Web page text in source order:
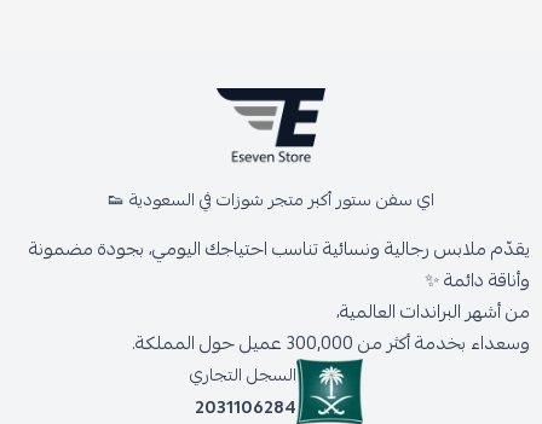
اي سفن ستور أكبر متجر شوزات في السعودية 👟
يقدّم ملابس رجالية ونسائية تناسب احتياجك اليومي، بجودة مضمونة
وأناقة دائمة ✨
من أشهر البراندات العالمية،
وسعداء بخدمة أكثر من 300,000 عميل حول المملكة.
السجل التجاري
2031106284